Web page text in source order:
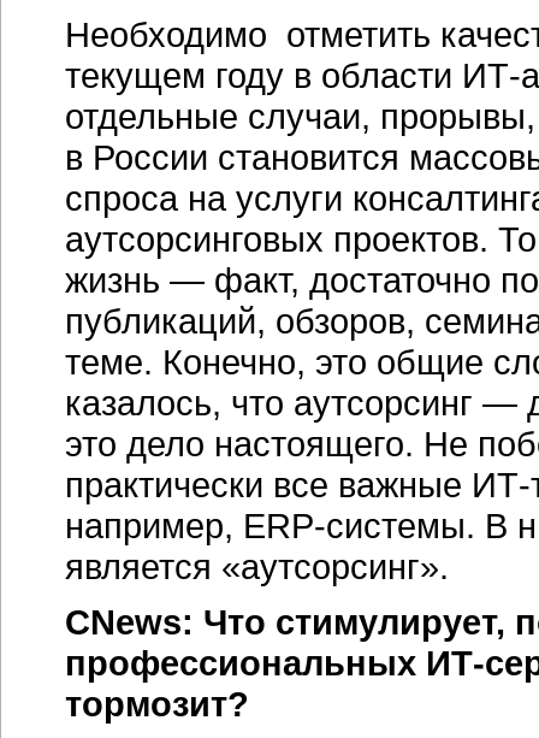
Необходимо отметить
текущем году в области
отдельные случаи, прорывы,
в России становится
спроса на услуги
аутсорсинговых проектов.
жизнь — факт, достаточно
публикаций, обзоров,
теме. Конечно, это общие
казалось, что аутсорсинг
это дело настоящего. Не
практически все важные
например, ERP-системы. В
является «аутсорсинг».
CNews: Что стимулирует,
профессиональных ИТ-
тормозит?